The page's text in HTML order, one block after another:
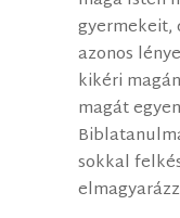
gyermekeit,
azonos
kikéri
magát
sokkal